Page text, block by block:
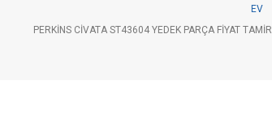
EV
PERKINS CIVATA ST43604 YEDEK PARÇA FIYAT